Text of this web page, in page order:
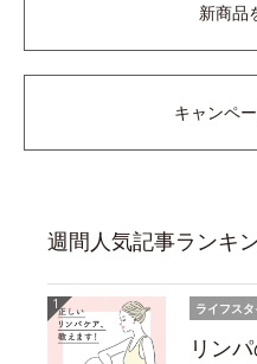
新商品
キャンペ
週間人気記事ランキ
ライフス
リン